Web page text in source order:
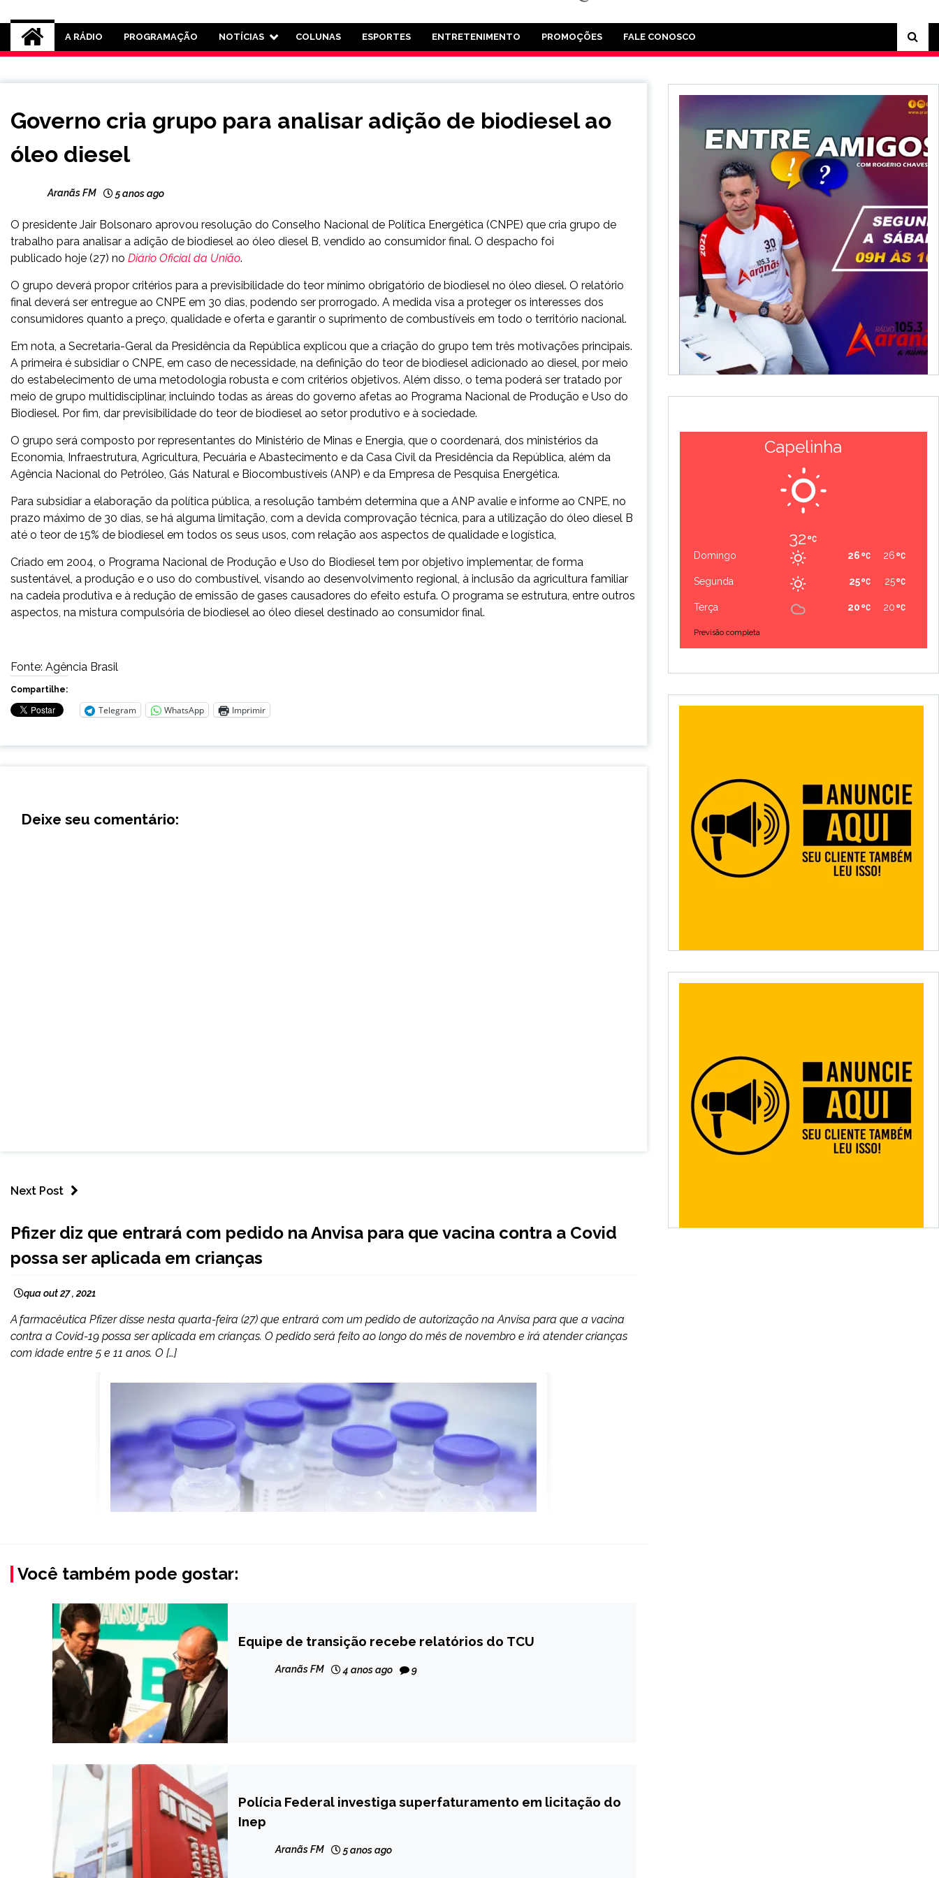
Rádio Aranãs 105.3
A RÁDIO PROGRAMAÇÃO NOTÍCIAS COLUNAS ESPORTES ENTRETENIMENTO PROMOÇÕES FALE CONOSCO
NOTÍCIAS
Governo cria grupo para analisar adição de biodiesel ao
óleo diesel
Aranãs FM 5 anos ago
O presidente Jair Bolsonaro aprovou resolução do Conselho Nacional de Política Energética (CNPE) que cria grupo de
trabalho para analisar a adição de biodiesel ao óleo diesel B, vendido ao consumidor final. O despacho foi
publicado hoje (27) no Diário Oficial da União.
O grupo deverá propor critérios para a previsibilidade do teor mínimo obrigatório de biodiesel no óleo diesel. O relatório
final deverá ser entregue ao CNPE em 30 dias, podendo ser prorrogado. A medida visa a proteger os interesses dos
consumidores quanto a preço, qualidade e oferta e garantir o suprimento de combustíveis em todo o território nacional.
Em nota, a Secretaria-Geral da Presidência da República explicou que a criação do grupo tem três motivações principais.
A primeira é subsidiar o CNPE, em caso de necessidade, na definição do teor de biodiesel adicionado ao diesel, por meio
do estabelecimento de uma metodologia robusta e com critérios objetivos. Além disso, o tema poderá ser tratado por
meio de grupo multidisciplinar, incluindo todas as áreas do governo afetas ao Programa Nacional de Produção e Uso do
Biodiesel. Por fim, dar previsibilidade do teor de biodiesel ao setor produtivo e à sociedade.
O grupo será composto por representantes do Ministério de Minas e Energia, que o coordenará, dos ministérios da
Economia, Infraestrutura, Agricultura, Pecuária e Abastecimento e da Casa Civil da Presidência da República, além da
Agência Nacional do Petróleo, Gás Natural e Biocombustíveis (ANP) e da Empresa de Pesquisa Energética.
Para subsidiar a elaboração da política pública, a resolução também determina que a ANP avalie e informe ao CNPE, no
prazo máximo de 30 dias, se há alguma limitação, com a devida comprovação técnica, para a utilização do óleo diesel B
até o teor de 15% de biodiesel em todos os seus usos, com relação aos aspectos de qualidade e logística,
Criado em 2004, o Programa Nacional de Produção e Uso do Biodiesel tem por objetivo implementar, de forma
sustentável, a produção e o uso do combustível, visando ao desenvolvimento regional, à inclusão da agricultura familiar
na cadeia produtiva e à redução de emissão de gases causadores do efeito estufa. O programa se estrutura, entre outros
aspectos, na mistura compulsória de biodiesel ao óleo diesel destinado ao consumidor final.
Fonte: Agência Brasil
Compartilhe:
Telegram WhatsApp Imprimir
Deixe seu comentário:
Next Post
NOTÍCIAS
Pfizer diz que entrará com pedido na Anvisa para que vacina contra a Covid
possa ser aplicada em crianças
qua out 27 , 2021
A farmacêutica Pfizer disse nesta quarta-feira (27) que entrará com um pedido de autorização na Anvisa para que a vacina
contra a Covid-19 possa ser aplicada em crianças. O pedido será feito ao longo do mês de novembro e irá atender crianças
com idade entre 5 e 11 anos. O […]
Você também pode gostar:
BRASIL
NOTÍCIAS
Equipe de transição recebe relatórios do TCU
Aranãs FM 4 anos ago 9
BRASIL
NOTÍCIAS
Polícia Federal investiga superfaturamento em licitação do
Inep
Aranãs FM 5 anos ago
Capelinha
32
Domingo 26
26
Segunda 25
25
Terça 20
20
Previsão completa